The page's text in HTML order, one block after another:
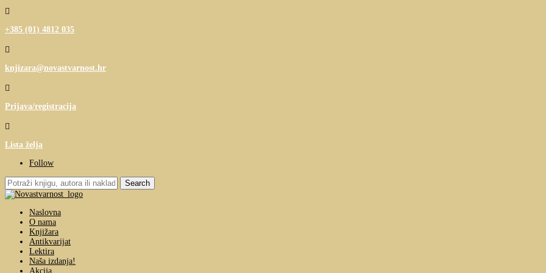

+385 (01) 4812 035

knjizara@novastvarnost.hr

Prijava/registracija

Lista želja
Follow
Search
for:
Naslovna
O nama
Knjižara
Antikvarijat
Lektira
Naša izdanja!
Akcija